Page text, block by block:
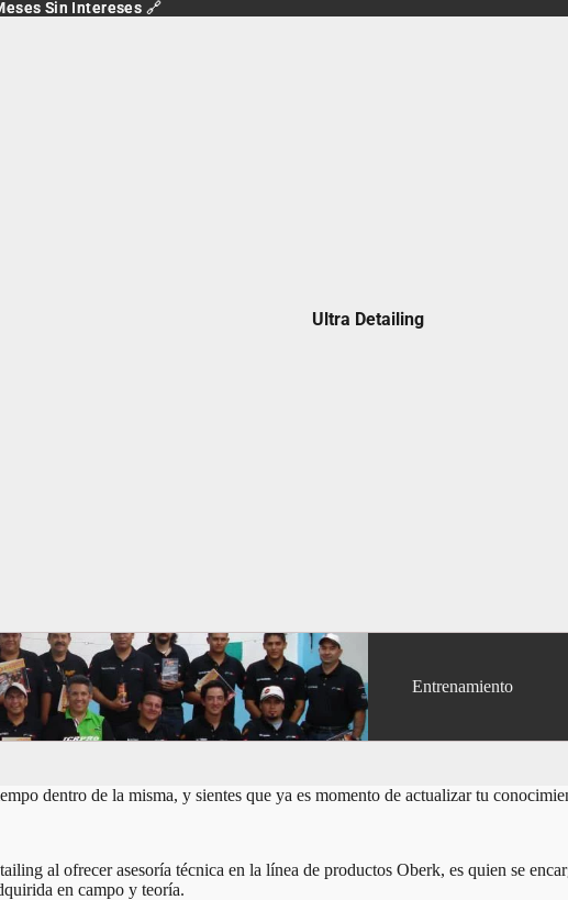
Sin Intereses 🔗
Sin Intereses 🔗
Ultra Detailing
Entrenamiento
dentro de la misma, y sientes que ya es momento de actualizar tu
al ofrecer asesoría técnica en la línea de productos Oberk, es quien se
en campo y teoría.